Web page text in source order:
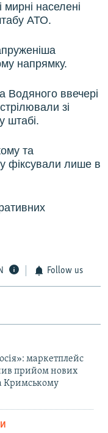
мирні населені
АТО.
напрямку.
Водяного ввечері
зі
штабі.
та
фіксували лише в
Follow us
маркетплейс
прийом нових
Кримському